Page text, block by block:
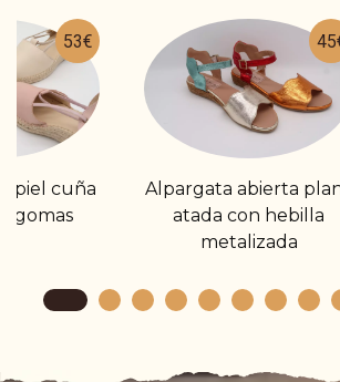
53€
piel cuña
gomas
Alpargata abierta
atada con hebilla
metalizada